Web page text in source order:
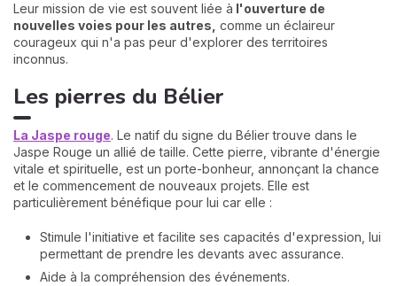
Leur mission de vie est souvent liée à l'ouverture de
nouvelles voies pour les autres, comme un éclaireur
courageux qui n'a pas peur d'explorer des territoires
inconnus.
Les pierres du Bélier
La Jaspe rouge. Le natif du signe du Bélier trouve dans le
Jaspe Rouge un allié de taille. Cette pierre, vibrante d'énergie
vitale et spirituelle, est un porte-bonheur, annonçant la chance
et le commencement de nouveaux projets. Elle est
particulièrement bénéfique pour lui car elle :
Stimule l'initiative et facilite ses capacités d'expression, lui
permettant de prendre les devants avec assurance.
Aide à la compréhension des événements.